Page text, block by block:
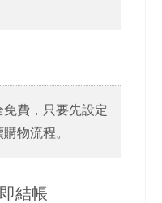
費，只要先設定
物流程。
結帳